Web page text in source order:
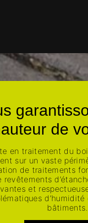
de
en traitement du
sur un vaste
de traitements
revêtements
et
bâtiments.